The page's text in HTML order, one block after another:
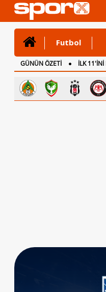
Futbol
GÜNÜN ÖZETİ İLK 11'İNİ
CANLI ANLATIM